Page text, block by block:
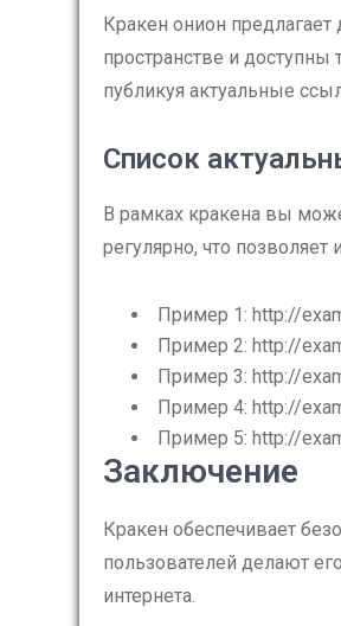
Кракен онион
пространстве и доступны
публикуя актуальные
Список
В рамках кракена вы
регулярно, что
Пример 1: http://
Пример 2: http://
Пример 3: http://
Пример 4: http://
Пример 5: http://
Заключение
Кракен обеспечивает
пользователей делают
интернета.